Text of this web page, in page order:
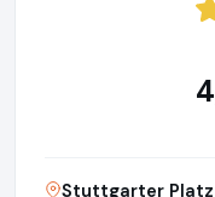
Stuttgarter